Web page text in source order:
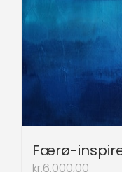
Færø-
kr.6.000,00